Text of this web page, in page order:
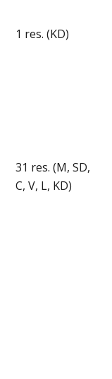
1 res. (KD)
31 res. (M, SD,
C, V, L, KD)